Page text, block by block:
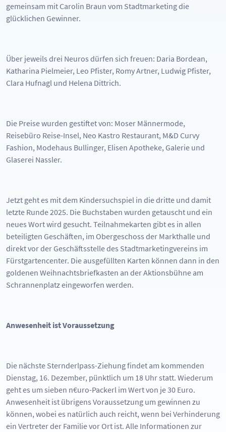
gemeinsam mit Carolin Braun vom Stadtmarketing die
glücklichen Gewinner.
Über jeweils drei Neuros dürfen sich freuen: Daria Bordean,
Katharina Pielmeier, Leo Pfister, Romy Artner, Ludwig Pfister,
Clara Hufnagl und Helena Dittrich.
Die Preise wurden gestiftet von: Moser Männermode,
Reisebüro Reise-Insel, Neo Kastro Restaurant, M&D Curvy
Fashion, Modehaus Bullinger, Elisen Apotheke, Galerie und
Glaserei Nassler.
Jetzt geht es mit dem Kindersuchspiel in die dritte und damit
letzte Runde 2025. Die Buchstaben wurden getauscht und ein
neues Wort wird gesucht. Teilnahmekarten gibt es in allen
beteiligten Geschäften, im Obergeschoss der Markthalle und
direkt vor der Geschäftsstelle des Stadtmarketingvereins im
Fürstgartencenter. Die ausgefüllten Karten können dann in den
goldenen Weihnachtsbriefkasten an der Aktionsbühne am
Schrannenplatz eingeworfen werden.
Anwesenheit ist Voraussetzung
Die nächste Sternderlpass-Ziehung findet am kommenden
Dienstag, 16. Dezember, pünktlich um 18 Uhr statt. Wiederum
geht es um sieben n€uro-Packerl im Wert von je 30 Euro.
Anwesenheit ist übrigens Voraussetzung um gewinnen zu
können, wobei es natürlich auch reicht, wenn bei Verhinderung
ein Vertreter der Familie vor Ort ist. Alle Informationen zur